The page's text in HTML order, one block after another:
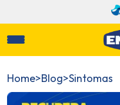
Home>Blog>Sintomas